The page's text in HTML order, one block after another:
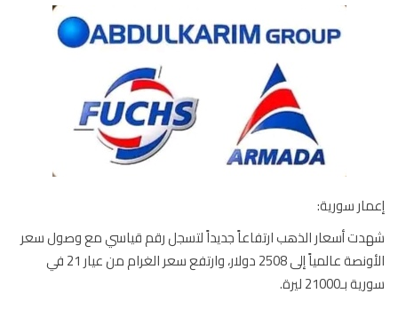
سورية:
أسعار الذهب ارتفاعاً جديداً لتسجل رقم قياسي مع وصول سعر
الأونصة عالمياً إلى 2508 دولار، وارتفع سعر الغرام من عيار 21 في
ليرة.